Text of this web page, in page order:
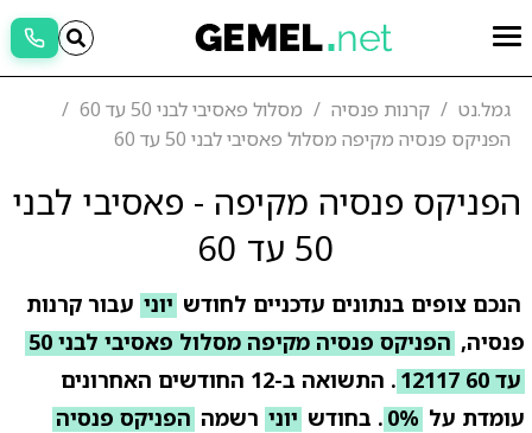
גמל.נט קרנות פנסיה
מסלול פאסיבי לבני 50 עד 60
הפניקס פנסיה מקיפה מסלול פאסיבי לבני 50 עד 60
הפניקס פנסיה מקיפה - פאסיבי לבני
50 עד 60
הנכם צופים בנתונים עדכניים לחודש יוני עבור קרנות
פנסיה,
הפניקס פנסיה מקיפה מסלול פאסיבי לבני 50
עד 60 12117
. התשואה ב-12 החודשים האחרונים
עומדת על 0% . בחודש יוני רשמה הפניקס פנסיה